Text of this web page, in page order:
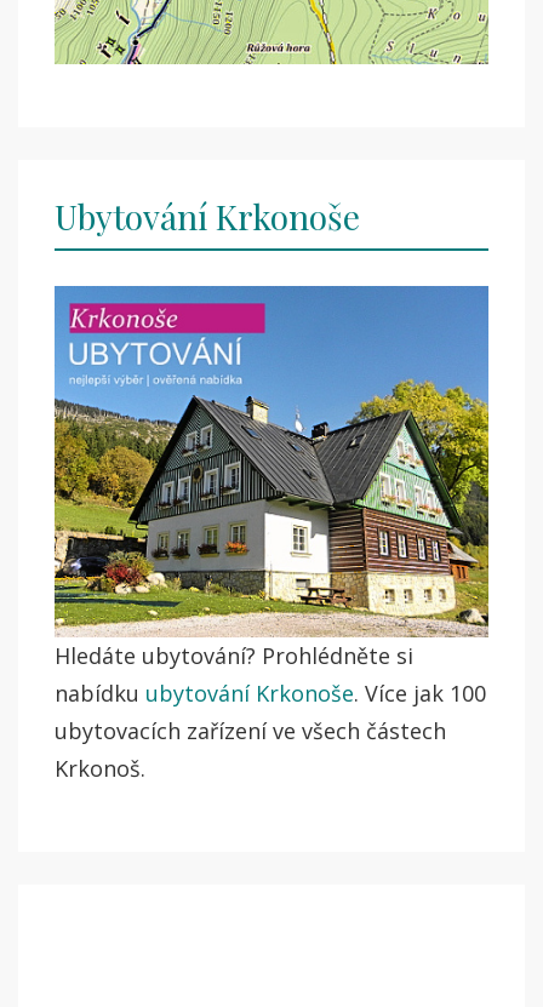
Ubytování Krkonoše
Hledáte ubytování? Prohlédněte si
nabídku ubytování Krkonoše. Více jak 100
ubytovacích zařízení ve všech částech
Krkonoš.